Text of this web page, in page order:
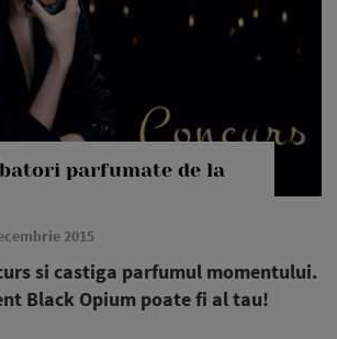
parfumate de la
2015
si castiga parfumul momentului.
Black Opium poate fi al tau!